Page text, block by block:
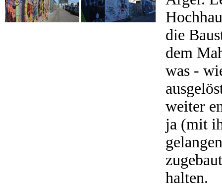
die
dem
was -
weiter
ja (mit
halten.